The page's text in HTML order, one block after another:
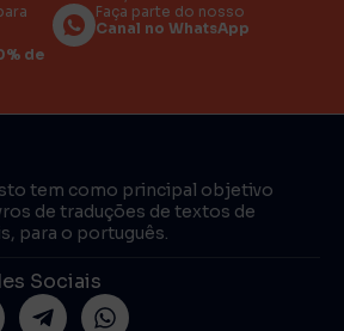
Faça parte do nosso
Canal no WhatsApp
de
tem como principal objetivo
de traduções de textos de
para o português.
Sociais